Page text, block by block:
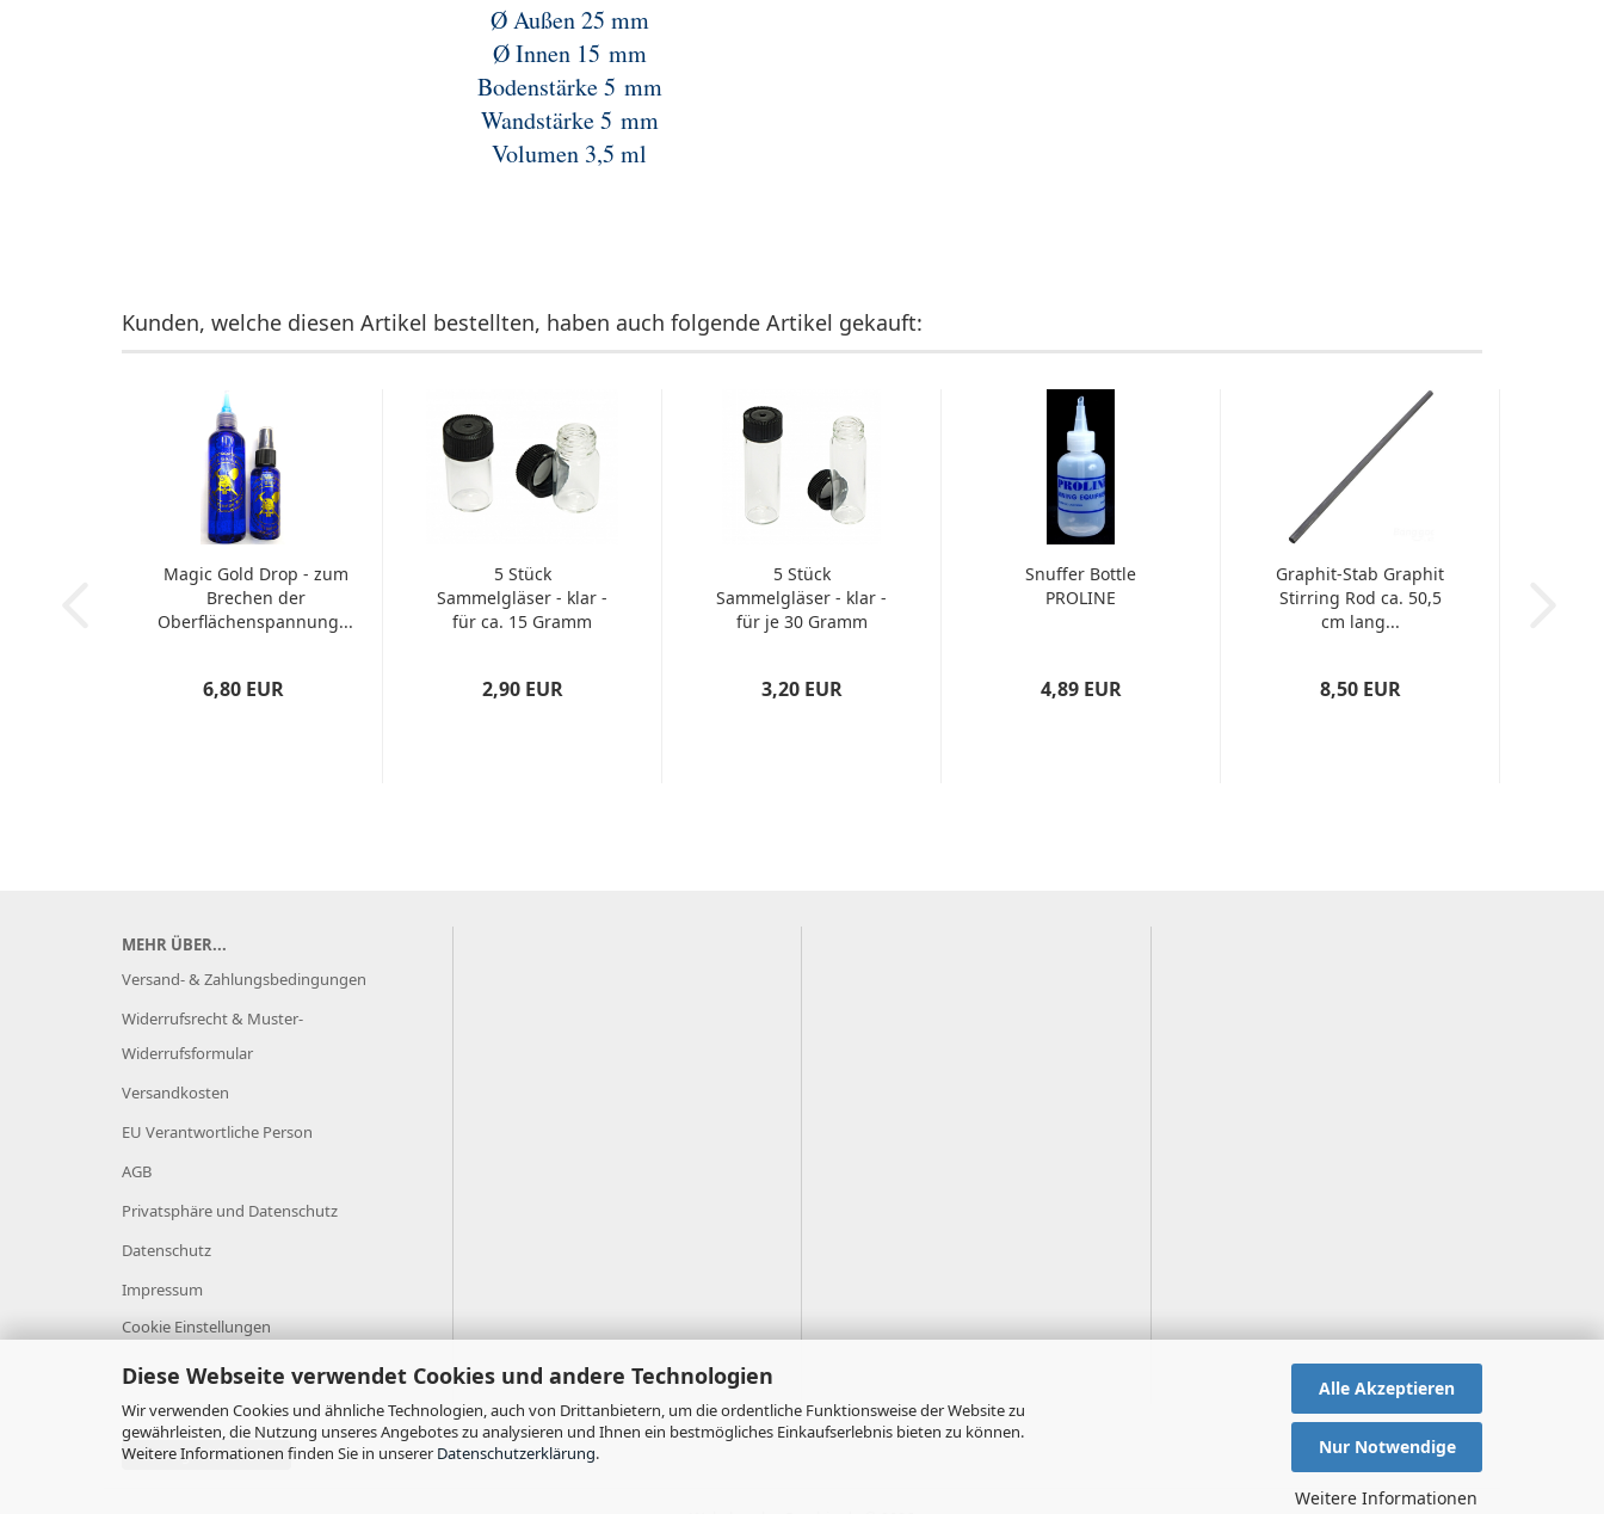
Diese Webseite verwendet Cookies und andere Technologien
Wir verwenden Cookies und ähnliche Technologien, auch von Drittanbietern, um die ordentliche Funktionsweise der Website zu
gewährleisten, die Nutzung unseres Angebotes zu analysieren und Ihnen ein bestmögliches Einkaufserlebnis bieten zu können.
Weitere Informationen finden Sie in unserer Datenschutzerklärung.
Alle Akzeptieren
Nur Notwendige
Weitere Informationen
Ø Außen 25 mm
Ø Innen 15 mm
Bodenstärke 5 mm
Wandstärke 5 mm
Volumen 3,5 ml
Kunden, welche diesen Artikel bestellten, haben auch folgende Artikel gekauft:
Magic Gold Drop - zum
Brechen der
Oberflächenspannung...
6,80 EUR
5 Stück
Sammelgläser - klar -
für ca. 15 Gramm
2,90 EUR
5 Stück
Sammelgläser - klar -
für je 30 Gramm
3,20 EUR
Snuffer Bottle
PROLINE
4,89 EUR
Graphit-Stab Graphit
Stirring Rod ca. 50,5
cm lang...
8,50 EUR
MEHR ÜBER...
Versand- & Zahlungsbedingungen
Widerrufsrecht & Muster-
Widerrufsformular
Versandkosten
EU Verantwortliche Person
AGB
Privatsphäre und Datenschutz
Datenschutz
Impressum
Cookie Einstellungen
Vertrag widerrufen